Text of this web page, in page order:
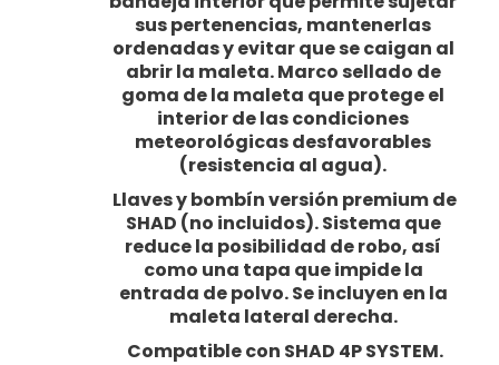
sus pertenencias, mantenerlas
ordenadas y evitar que se caigan al
abrir la maleta. Marco sellado de
goma de la maleta que protege el
interior de las condiciones
meteorológicas desfavorables
(resistencia al agua).
Llaves y bombín versión premium de
SHAD (no incluidos). Sistema que
reduce la posibilidad de robo, así
como una tapa que impide la
entrada de polvo. Se incluyen en la
maleta lateral derecha.
Compatible con SHAD 4P SYSTEM.